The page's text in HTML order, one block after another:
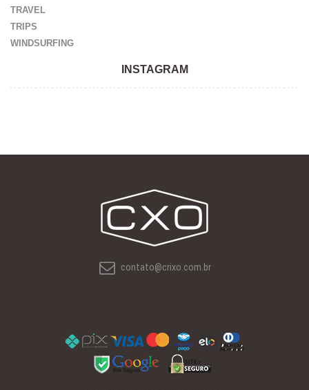
TRAVEL
TRIPS
WINDSURFING
INSTAGRAM
contato@crixo.com.br